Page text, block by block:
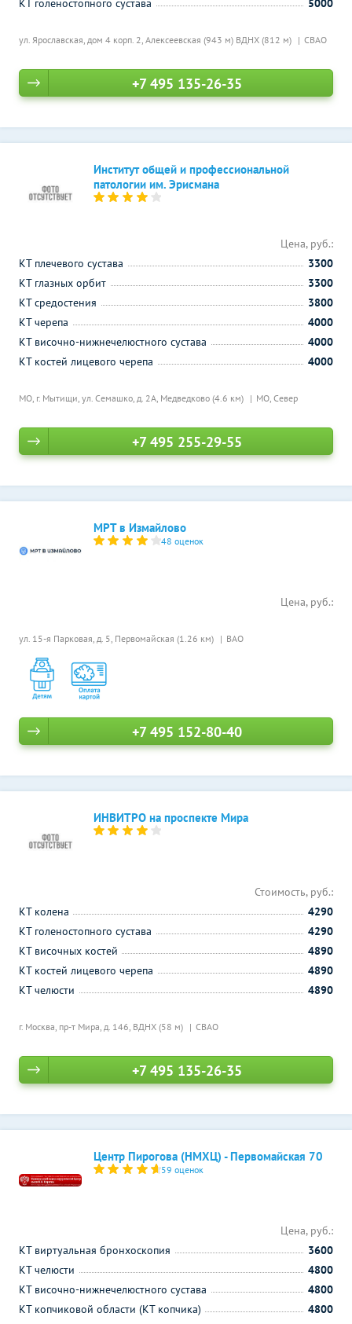
ул. Ярославская, дом 4 корп. 2, Алексеевская (943 м) ВДНХ (812 м) СВАО
КТ голеностопного сустава
5000
+7 495 135-26-35
Институт общей и профессиональной
патологии им. Эрисмана
МО, г. Мытищи, ул. Семашко, д. 2А, Медведково (4.6 км) МО, Север
Цена, руб.:
КТ плечевого сустава
3300
КТ глазных орбит
3300
КТ средостения
3800
КТ черепа
4000
КТ височно-нижнечелюстного сустава
4000
КТ костей лицевого черепа
4000
+7 495 255-29-55
МРТ в Измайлово
48 оценок
ул. 15-я Парковая, д. 5, Первомайская (1.26 км) ВАО
Цена, руб.:
+7 495 152-80-40
ИНВИТРО на проспекте Мира
г. Москва, пр-т Мира, д. 146, ВДНХ (58 м) СВАО
Стоимость, руб.:
КТ колена
4290
КТ голеностопного сустава
4290
КТ височных костей
4890
КТ костей лицевого черепа
4890
КТ челюсти
4890
+7 495 135-26-35
Центр Пирогова (НМХЦ) - Первомайская 70
59 оценок
Цена, руб.:
КТ виртуальная бронхоскопия
3600
КТ челюсти
4800
КТ височно-нижнечелюстного сустава
4800
КТ копчиковой области (КТ копчика)
4800